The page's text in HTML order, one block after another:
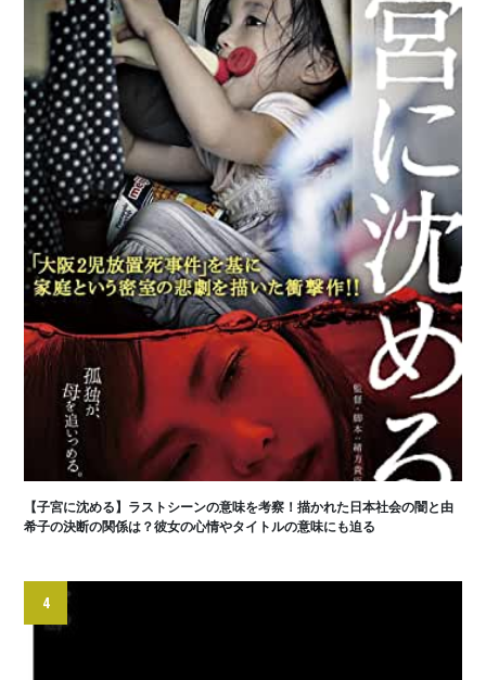
【子宮に沈める】ラストシーンの意味を考察！描かれた日本社会の闇と由
希子の決断の関係は？彼女の心情やタイトルの意味にも迫る
4